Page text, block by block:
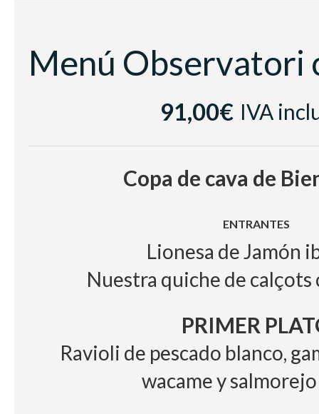
Vino Tinto Raimat Clamor D.O
Cerveza con y sin alcohol,
Café e
91,00€ IVA
Copa de cava de
ENTRANTES
Lionesa de Jamón
Nuestra quiche de calçots
PRIMER
Ravioli de pescado blanco,
wacame y